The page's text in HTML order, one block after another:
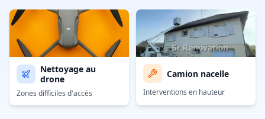
Nettoyage au
drone
Zones difficiles d'accès
Camion nacelle
Interventions en hauteur